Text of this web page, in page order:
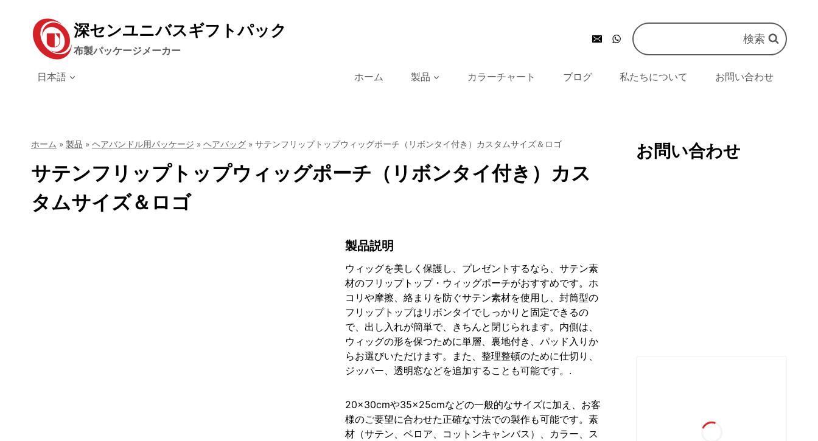
深センユニバスギフトパック
布製パッケージメーカー
検索
日本語 ホーム 製品 カラーチャート ブログ 私たちについて お問い合わせ
ホーム » 製品 » ヘアバンドル用パッケージ » ヘアバッグ » サテンフリップトップウィッグポーチ（リボンタイ付き）カスタムサイズ＆ロゴ
サテンフリップトップウィッグポーチ（リボンタイ付き）カス
タムサイズ＆ロゴ
製品説明
ウィッグを美しく保護し、プレゼントするなら、サテン素
材のフリップトップ・ウィッグポーチがおすすめです。ホ
コリや摩擦、絡まりを防ぐサテン素材を使用し、封筒型の
フリップトップはリボンタイでしっかりと固定できるの
で、出し入れが簡単で、きちんと閉じられます。内側は、
ウィッグの形を保つために単層、裏地付き、パッド入りか
らお選びいただけます。また、整理整頓のために仕切り、
ジッパー、透明窓などを追加することも可能です。.
20×30cmや35×25cmなどの一般的なサイズに加え、お客
様のご要望に合わせた正確な寸法での製作も可能です。素
材（サテン、ベロア、コットンキャンバス）、カラー、ス
お問い合わせ